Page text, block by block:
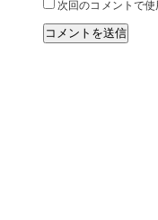
次回のコメントで